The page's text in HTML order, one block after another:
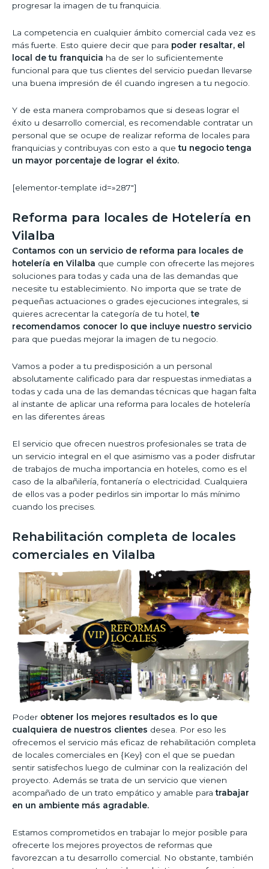
progresar la imagen de tu franquicia.
La competencia en cualquier ámbito comercial cada vez es
más fuerte. Esto quiere decir que para poder resaltar, el
local de tu franquicia ha de ser lo suficientemente
funcional para que tus clientes del servicio puedan llevarse
una buena impresión de él cuando ingresen a tu negocio.
Y de esta manera comprobamos que si deseas lograr el
éxito u desarrollo comercial, es recomendable contratar un
personal que se ocupe de realizar reforma de locales para
franquicias y contribuyas con esto a quetu negocio tenga
un mayor porcentaje de lograr el éxito.
[elementor-template id=»287″]
Reforma para locales de Hotelería en
Vilalba
Contamos con un servicio de reforma para locales de
hotelería en Vilalba que cumple con ofrecerte las mejores
soluciones para todas y cada una de las demandas que
necesite tu establecimiento. No importa que se trate de
pequeñas actuaciones o grades ejecuciones integrales, si
quieres acrecentar la categoría de tu hotel,te
recomendamos conocer lo que incluye nuestro servicio
para que puedas mejorar la imagen de tu negocio.
Vamos a poder a tu predisposición a un personal
absolutamente calificado para dar respuestas inmediatas a
todas y cada una de las demandas técnicas que hagan falta
al instante de aplicar una reforma para locales de hotelería
en las diferentes áreas
El servicio que ofrecen nuestros profesionales se trata de
un servicio integral en el que asimismo vas a poder disfrutar
de trabajos de mucha importancia en hoteles, como es el
caso de la albañilería, fontanería o electricidad. Cualquiera
de ellos vas a poder pedirlos sin importar lo más mínimo
cuando los precises.
Rehabilitación completa de locales
comerciales en Vilalba
Poder obtener los mejores resultados es lo que
cualquiera de nuestros clientes desea. Por eso les
ofrecemos el servicio más eficaz de rehabilitación completa
de locales comerciales en {Key} con el que se puedan
sentir satisfechos luego de culminar con la realización del
proyecto. Además se trata de un servicio que vienen
acompañado de un trato empático y amable paratrabajar
en un ambiente más agradable.
Estamos comprometidos en trabajar lo mejor posible para
ofrecerte los mejores proyectos de reformas que
favorezcan a tu desarrollo comercial. No obstante, también